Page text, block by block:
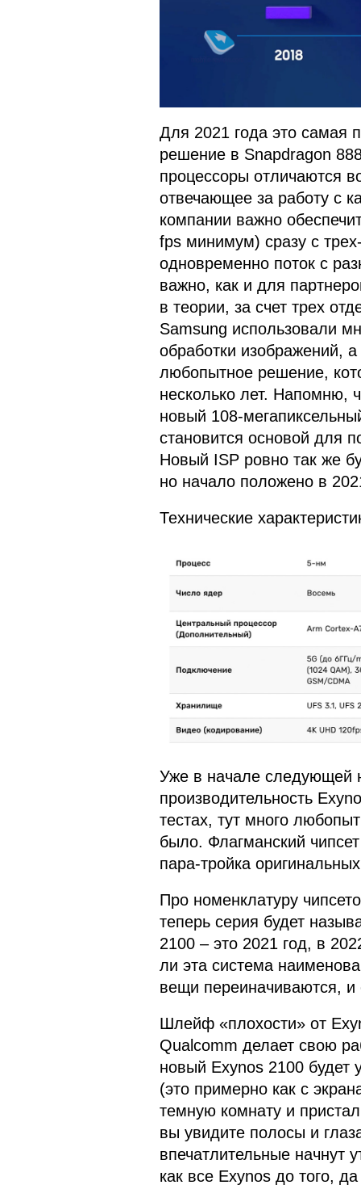
Для 2021 года это самая
решение в Snapdragon
процессоры отличаются
отвечающее за работу с
компании важно
fps минимум) сразу с
одновременно поток с
важно, как и для
в теории, за счет трех
Samsung использовали
обработки изображений,
любопытное решение,
несколько лет. Напомню,
новый 108-
становится основой для
Новый ISP ровно так же
но начало положено в
Технические
Уже в начале следующей
производительность
тестах, тут много
было. Флагманский
пара-тройка
Про номенклатуру
теперь серия будет
2100 – это 2021 год, в
ли эта система
вещи переиначиваются, и
Шлейф «плохости» от
Qualcomm делает свою
новый Exynos 2100 будет
(это примерно как с
темную комнату и
вы увидите полосы и
впечатлительные начнут
как все Exynos до того,